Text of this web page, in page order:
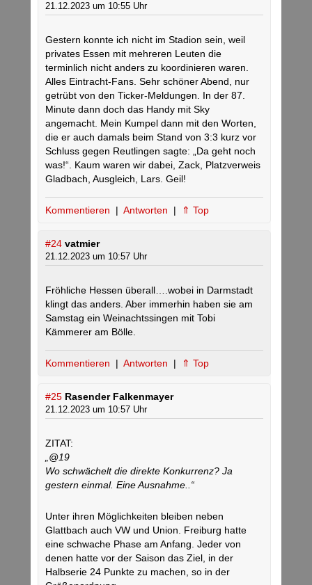
21.12.2023 um 10:55 Uhr
Gestern konnte ich nicht im Stadion sein, weil
privates Essen mit mehreren Leuten die
terminlich nicht anders zu koordinieren waren.
Alles Eintracht-Fans. Sehr schöner Abend, nur
getrübt von den Ticker-Meldungen. In der 87.
Minute dann doch das Handy mit Sky
angemacht. Mein Kumpel dann mit den Worten,
die er auch damals beim Stand von 3:3 kurz vor
Schluss gegen Reutlingen sagte: „Da geht noch
was!“. Kaum waren wir dabei, Zack, Platzverweis
Gladbach, Ausgleich, Lars. Geil!
Kommentieren | Antworten | ⇑ Top
#24 vatmier
21.12.2023 um 10:57 Uhr
Fröhliche Hessen überall….wobei in Darmstadt
klingt das anders. Aber immerhin haben sie am
Samstag ein Weinachtssingen mit Tobi
Kämmerer am Bölle.
Kommentieren | Antworten | ⇑ Top
#25 Rasender Falkenmayer
21.12.2023 um 10:57 Uhr
ZITAT:
„@19
Wo schwächelt die direkte Konkurrenz? Ja
gestern einmal. Eine Ausnahme..“
Unter ihren Möglichkeiten bleiben neben
Glattbach auch VW und Union. Freiburg hatte
eine schwache Phase am Anfang. Jeder von
denen hatte vor der Saison das Ziel, in der
Halbserie 24 Punkte zu machen, so in der